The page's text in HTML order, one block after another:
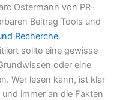
Ostermann von PR-
Beitrag Tools und
Recherche.
sollte eine gewisse
oder eine
Wer lesen kann, ist klar
immer an die Fakten